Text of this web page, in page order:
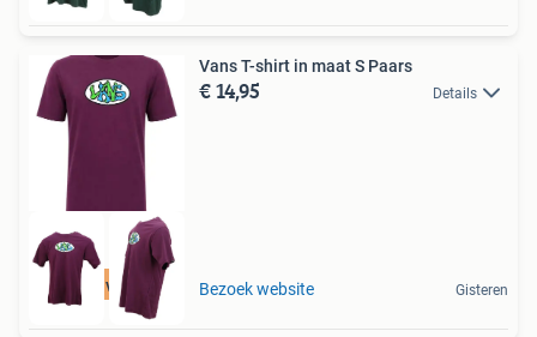
Tot 75% voordeel
Vans T-shirt in maat S Paars
€ 14,95 Details
Bezoek website Gisteren